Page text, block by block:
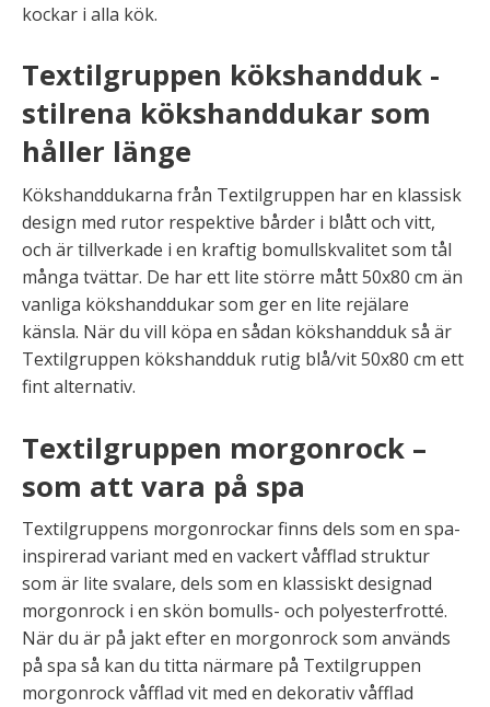
kockar i alla kök.
Textilgruppen kökshandduk -
stilrena kökshanddukar som
håller länge
Kökshanddukarna från Textilgruppen har en klassisk
design med rutor respektive bårder i blått och vitt,
och är tillverkade i en kraftig bomullskvalitet som tål
många tvättar. De har ett lite större mått 50x80 cm än
vanliga kökshanddukar som ger en lite rejälare
känsla. När du vill köpa en sådan kökshandduk så är
Textilgruppen kökshandduk rutig blå/vit 50x80 cm ett
fint alternativ.
Textilgruppen morgonrock –
som att vara på spa
Textilgruppens morgonrockar finns dels som en spa-
inspirerad variant med en vackert våfflad struktur
som är lite svalare, dels som en klassiskt designad
morgonrock i en skön bomulls- och polyesterfrotté.
När du är på jakt efter en morgonrock som används
på spa så kan du titta närmare på Textilgruppen
morgonrock våfflad vit med en dekorativ våfflad